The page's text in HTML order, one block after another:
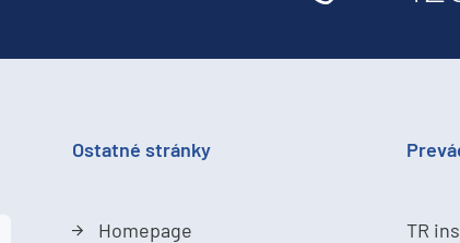
Ostatné stránky
Homepage
TR